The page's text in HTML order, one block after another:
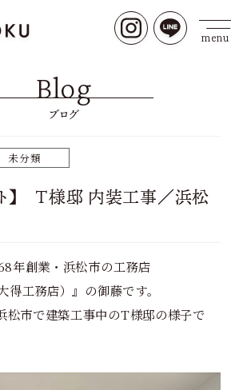
Blog
ブログ
未分類
ト】 T様邸 内装工事／浜松
年創業・浜松市の工務店
得工務店）』の御藤です。
松市で建築工事中のT様邸の様子で